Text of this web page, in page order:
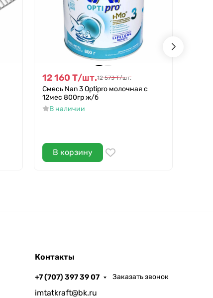
12 160 Т/шт.12 573 Т/шт.
Смесь Nan 3 Optipro молочная с
12мес 800гр ж/б
В наличии
В корзину
Контакты
+7 (707) 397 39 07 Заказать звонок
imtatkraft@bk.ru